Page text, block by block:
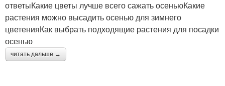
ответыКакие цветы лучше всего сажать осеньюКакие
растения можно высадить осенью для зимнего
цветенияКак выбрать подходящие растения для посадки
осенью
читать дальше →